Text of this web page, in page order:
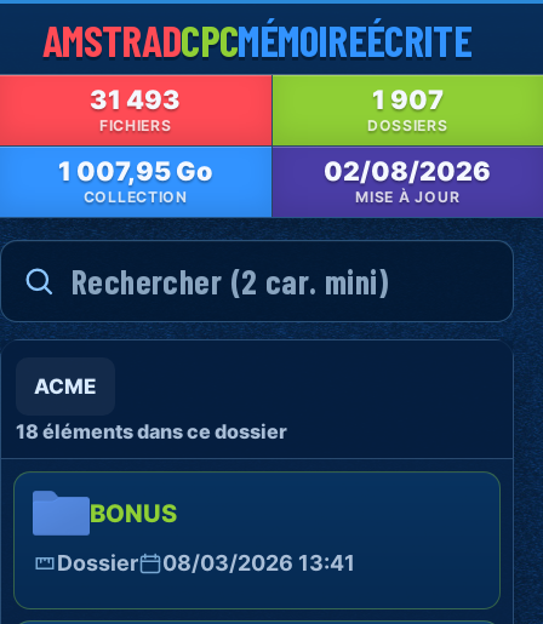
AMSTRADCPCMÉMOIREÉCRITE
31 493
FICHIERS
1 907
DOSSIERS
1 007,95 Go
COLLECTION
02/08/2026
MISE À JOUR
ACME
18 éléments dans ce dossier
BONUS
Dossier 08/03/2026 13:41